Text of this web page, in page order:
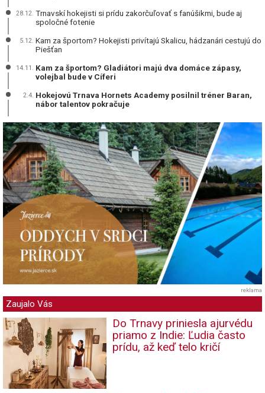
28.12. Trnavskí hokejisti si prídu zakorčuľovať s fanúšikmi, bude aj
spoločné fotenie
5.12. Kam za športom? Hokejisti privítajú Skalicu, hádzanári cestujú do
Piešťan
14.11. Kam za športom? Gladiátori majú dva domáce zápasy,
volejbal bude v Cíferi
2.4. Hokejovú Trnava Hornets Academy posilnil tréner Baran,
nábor talentov pokračuje
reklama
Zaujalo Vás
Do Trnavy priniesla ajurvédu
priamo z Indie: Ľudia často
prídu, až keď telo kričí